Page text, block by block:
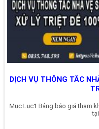
DỊCH VỤ THÔNG TẮC
Mục Lục1 Bảng báo giá tham